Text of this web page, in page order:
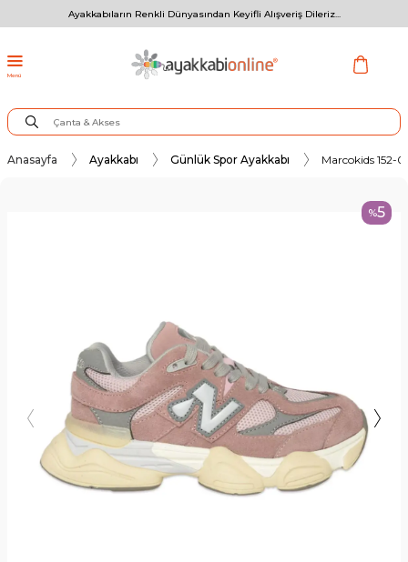
Ayakkabıların Renkli Dünyasından Keyifli Alışveriş Dileriz...
Menü
Anasayfa Ayakkabı Günlük Spor Ayakkabı Marcokids 152-
%5